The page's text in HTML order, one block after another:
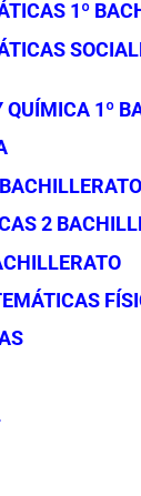
1º
QUÍMICA 1º
2